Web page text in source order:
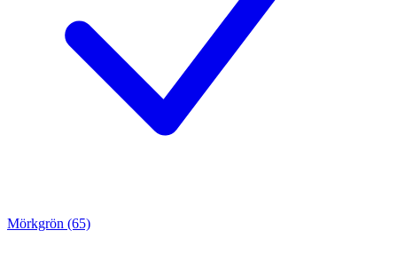
Mörkgrön (65)